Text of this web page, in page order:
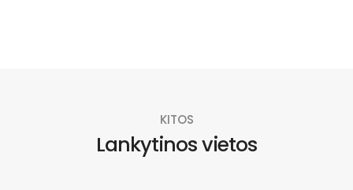
KITOS
Lankytinos vietos